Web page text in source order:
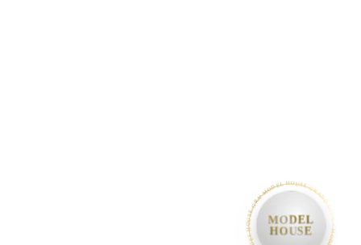
MODEL
HOUSE